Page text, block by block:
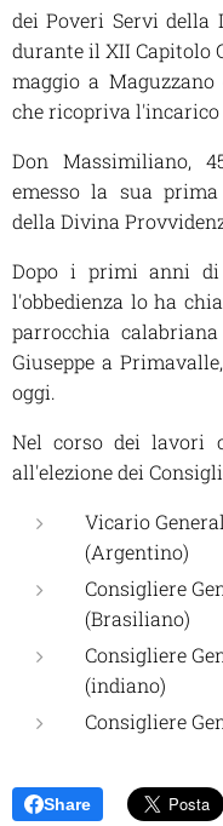
dei Poveri Servi della
durante il XII Capitolo
maggio a Maguzzano
che ricopriva l'incarico
Don Massimiliano,
emesso la sua prima
della Divina
Dopo i primi anni di
l'obbedienza lo ha
parrocchia
Giuseppe a
oggi.
Nel corso dei lavori
all'elezione dei
Vicario
(Argentino)
Consigliere
(Brasiliano)
Consigliere
(indiano)
Consigliere
Share